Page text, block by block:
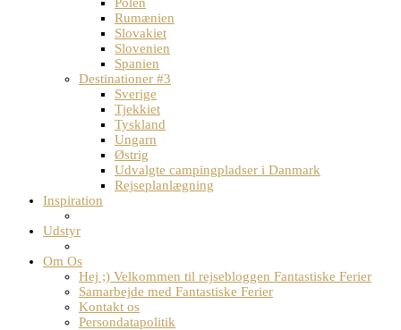
Rumænien
Slovakiet
Slovenien
Spanien
Destinationer #3
Sverige
Tjekkiet
Tyskland
Ungarn
Østrig
Udvalgte campingpladser i Danmark
Rejseplanlægning
Inspiration
Udstyr
Om Os
Hej ;) Velkommen til rejsebloggen Fantastiske Ferier
Samarbejde med Fantastiske Ferier
Kontakt os
Persondatapolitik